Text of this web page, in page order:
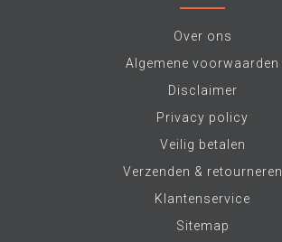
Over ons
Algemene voorwaarden
Disclaimer
Privacy policy
Veilig betalen
Verzenden & retourneren
Klantenservice
Sitemap